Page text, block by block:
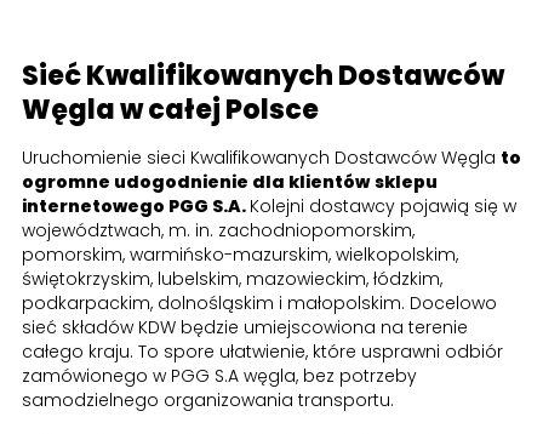
Sieć Kwalifikowanych Dostawców
Węgla w całej Polsce
Uruchomienie sieci Kwalifikowanych Dostawców Węgla to
ogromne udogodnienie dla klientów sklepu
internetowego PGG S.A. Kolejni dostawcy pojawią się w
województwach, m. in. zachodniopomorskim,
pomorskim, warmińsko-mazurskim, wielkopolskim,
świętokrzyskim, lubelskim, mazowieckim, łódzkim,
podkarpackim, dolnośląskim i małopolskim. Docelowo
sieć składów KDW będzie umiejscowiona na terenie
całego kraju. To spore ułatwienie, które usprawni odbiór
zamówionego w PGG S.A węgla, bez potrzeby
samodzielnego organizowania transportu.